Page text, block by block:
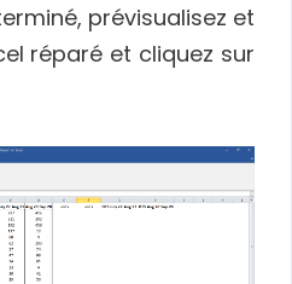
prévisualisez et
réparé et cliquez sur